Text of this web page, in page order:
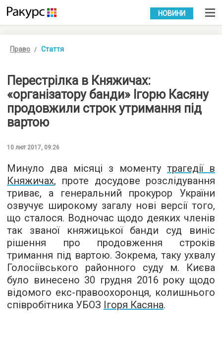
УКР РУС
НОВИНИ
Право Стаття
Перестрілка в Княжичах:
«організатору банди» Ігорю Касяну
продовжили строк утримання під
вартою
10 лют 2017, 09:26
Минуло два місяці з моменту трагедії в
Княжичах, проте досудове розслідування
триває, а генеральний прокурор України
озвучує широкому загалу нові версії того,
що сталося. Водночас щодо деяких членів
так званої княжицької банди суд виніс
рішення про продовження строків
тримання під вартою. Зокрема, таку ухвалу
Голосіївського районного суду м. Києва
було винесено 30 грудня 2016 року щодо
відомого екс-правоохоронця, колишнього
співробітника УБОЗ Ігоря Касяна.